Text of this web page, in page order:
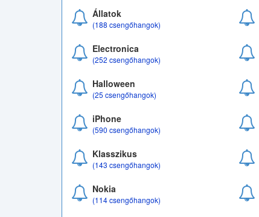
Állatok
(188 csengőhangok)
Electronica
(252 csengőhangok)
Halloween
(25 csengőhangok)
iPhone
(590 csengőhangok)
Klasszikus
(143 csengőhangok)
Nokia
(114 csengőhangok)